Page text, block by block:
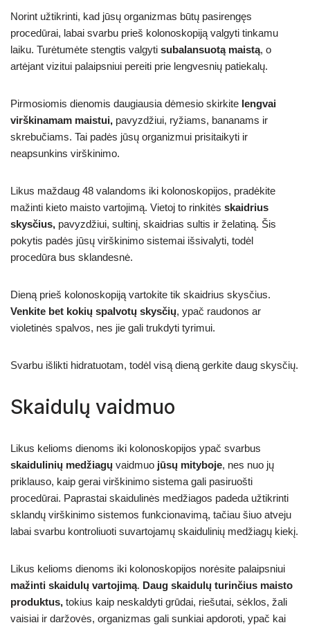
Norint užtikrinti, kad jūsų organizmas būtų pasirengęs
procedūrai, labai svarbu prieš kolonoskopiją valgyti tinkamu
laiku. Turėtumėte stengtis valgyti subalansuotą maistą, o
artėjant vizitui palaipsniui pereiti prie lengvesnių patiekalų.
Pirmosiomis dienomis daugiausia dėmesio skirkite lengvai
virškinamam maistui, pavyzdžiui, ryžiams, bananams ir
skrebučiams. Tai padės jūsų organizmui prisitaikyti ir
neapsunkins virškinimo.
Likus maždaug 48 valandoms iki kolonoskopijos, pradėkite
mažinti kieto maisto vartojimą. Vietoj to rinkitės skaidrius
skysčius, pavyzdžiui, sultinį, skaidrias sultis ir želatiną. Šis
pokytis padės jūsų virškinimo sistemai išsivalyti, todėl
procedūra bus sklandesnė.
Dieną prieš kolonoskopiją vartokite tik skaidrius skysčius.
Venkite bet kokių spalvotų skysčių, ypač raudonos ar
violetinės spalvos, nes jie gali trukdyti tyrimui.
Svarbu išlikti hidratuotam, todėl visą dieną gerkite daug skysčių.
Skaidulų vaidmuo
Likus kelioms dienoms iki kolonoskopijos ypač svarbus
skaidulinių medžiagų vaidmuo jūsų mityboje, nes nuo jų
priklauso, kaip gerai virškinimo sistema gali pasiruošti
procedūrai. Paprastai skaidulinės medžiagos padeda užtikrinti
sklandų virškinimo sistemos funkcionavimą, tačiau šiuo atveju
labai svarbu kontroliuoti suvartojamų skaidulinių medžiagų kiekį.
Likus kelioms dienoms iki kolonoskopijos norėsite palaipsniui
mažinti skaidulų vartojimą. Daug skaidulų turinčius maisto
produktus, tokius kaip neskaldyti grūdai, riešutai, sėklos, žali
vaisiai ir daržovės, organizmas gali sunkiai apdoroti, ypač kai